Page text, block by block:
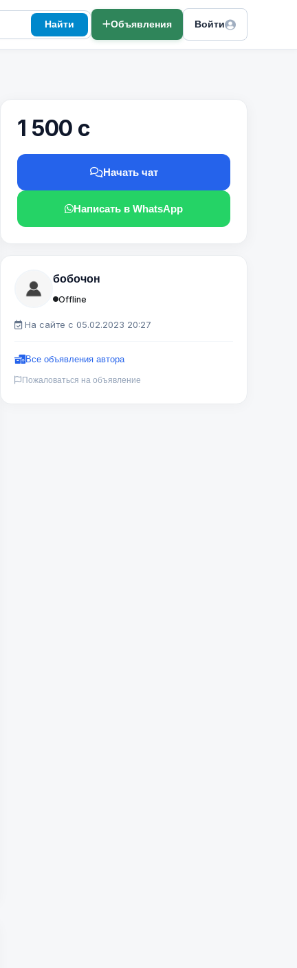
Найти Объявления Войти
1 500 с
Начать чат
Написать в WhatsApp
бобочон
Offline
На сайте с 05.02.2023 20:27
Все объявления автора
Пожаловаться на объявление